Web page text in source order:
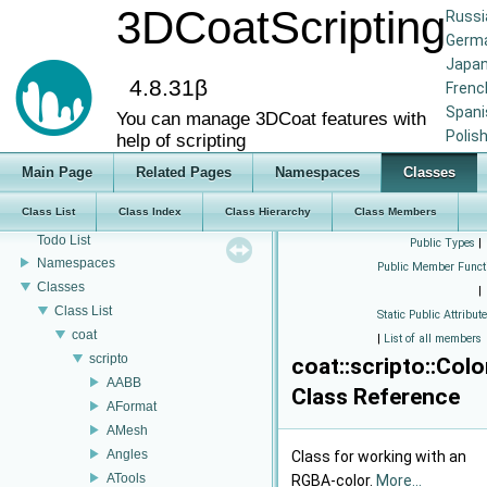
3DCoatScripting
4.8.31β
You can manage 3DСoat features with
help of scripting
Main Page Related Pages Namespaces Classes
Class List Class Index Class Hierarchy Class Members
3DCoatScripting
Scripting in 3DCoat
Contacts
Todo List
Namespaces
Classes
Class List
coat
scripto
AABB
AFormat
AMesh
Angles
ATools
Public Types |
Public Member
|
Static Public
| List of all members
Class Reference
Class for working with an
RGBA-color. More...